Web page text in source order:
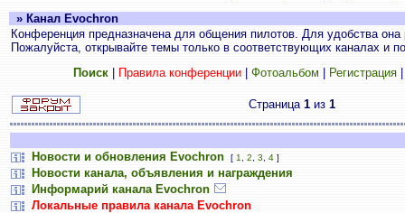
» Канал Evochron
Конференция предназначена для общения пилотов. Для удобства
Пожалуйста, открывайте темы только в соответствующих каналах и
Поиск| Правила конференции| Фотоальбом Регистрация
Страница 1 из 1
Новости и обновления Evochron [ 1 2 3 4 ]
Новости канала, объявления и награждения
Информарий канала Evochron
Локальные правила канала Evochron